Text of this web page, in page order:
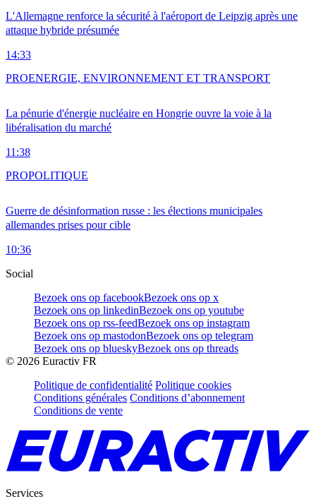
L'Allemagne renforce la sécurité à l'aéroport de Leipzig après une
attaque hybride présumée
14:33
La pénurie d'énergie nucléaire en Hongrie ouvre la voie à la
libéralisation du marché
11:38
PROENERGIE, ENVIRONNEMENT ET TRANSPORT
Guerre de désinformation russe : les élections municipales
allemandes prises pour cible
10:36
PROPOLITIQUE
Social
Bezoek ons op facebookBezoek ons op x
Bezoek ons op linkedinBezoek ons op youtube
Bezoek ons op rss-feedBezoek ons op instagram
Bezoek ons op mastodonBezoek ons op telegram
Bezoek ons op blueskyBezoek ons op threads
© 2026 Euractiv FR
Politique de confidentialité Politique cookies
Conditions générales Conditions d’abonnement
Conditions de vente
Services